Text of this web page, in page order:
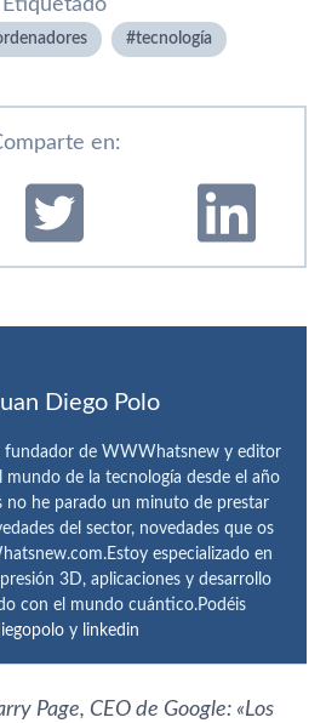
Etiquetado
tecnologí­a
en:
Diego Polo
fundador de WWWhatsnew y editor
mundo de la tecnología desde el año
no he parado un minuto de prestar
del sector, novedades que os
especializado en
3D, aplicaciones y desarrollo
con el mundo cuántico.Podéis
y linkedin
Page, CEO de Google: «Los